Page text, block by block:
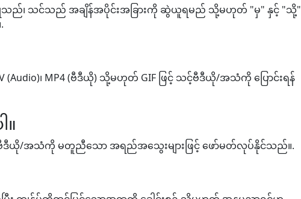
ည်၊ သင်သည် အချိန်အပိုင်းအခြားကို ဆွဲယူရမည် သို့မဟုတ် "မှ" နှင့် "သို့"
၊ MP4 (ဗီဒီယို) သို့မဟုတ် GIF ဖြင့် သင့်ဗီဒီယို/အသံကို ပြောင်းရန်
ယို/အသံကို မတူညီသော အရည်အသွေးများဖြင့် ဖော်မတ်လုပ်နိုင်သည်။.